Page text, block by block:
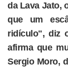
da Lava Jato,
que um
ridículo", diz
afirma que
Sergio Moro,